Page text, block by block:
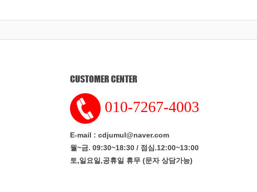
CUSTOMER CENTER
010-7267-4003
E-mail : cdjumul@naver.com
월~금. 09:30~18:30 / 점심.12:00~13:00
토,일요일,공휴일 휴무 (문자 상담가능)